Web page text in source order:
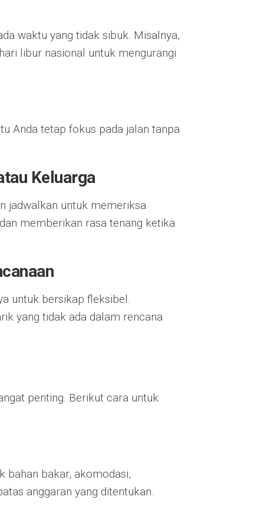
waktu yang tidak sibuk. Misalnya,
libur nasional untuk mengurangi
Anda tetap fokus pada jalan tanpa
Keluarga
jadwalkan untuk memeriksa
memberikan rasa tenang ketika
untuk bersikap fleksibel.
yang tidak ada dalam rencana
penting. Berikut cara untuk
bahan bakar, akomodasi,
anggaran yang ditentukan.